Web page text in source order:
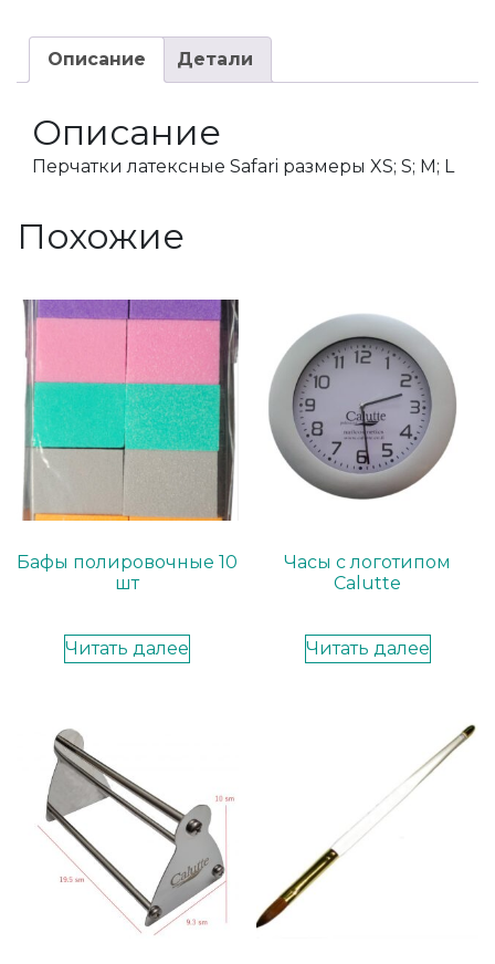
Описание Детали
Описание
Перчатки латексные Safari размеры XS; S; M; L
Похожие
Бафы полировочные 10
шт
Читать далее
Часы с логотипом
Calutte
Читать далее